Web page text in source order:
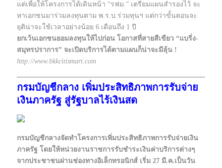
แต่เพื่อให้โครงการได้เดินหน้า “รฟม.” เตรียมแผนสำรองไว้ จะ
หาเอกชนมาร่วมลงทุนตาม พ.ร.บ.ร่วมทุนฯ แต่กว่าขั้นตอนจะ
ยุติน่าจะใช้เวลาอย่างน้อย 6 เดือนถึง 1 ปี
ยกเว้นเอกชนยอมลงทุนให้ไปก่อน โอกาสที่สายสีเขียว “แบริ่ง-
สมุทรปราการ” จะเปิดบริการได้ตามแผนก็น่าจะมีลุ้น !
http://www.bkkcitismart.com
กรมบัญชีกลาง เพิ่มประสิทธิภาพการรับจ่าย
เงินภาครัฐ สู่รัฐบาลไร้เงินสด
กรมบัญชีกลางจัดทำโครงการเพิ่มประสิทธิภาพการรับจ่ายเงิน
ภาครัฐ โดยให้หน่วยงานราชการรับชำระเงินค่าบริการต่างๆ
จากประชาชนผ่านช่องทางอิเล็กทรอนิกส์ เริ่ม 27 มี.ค.เป็นวัน